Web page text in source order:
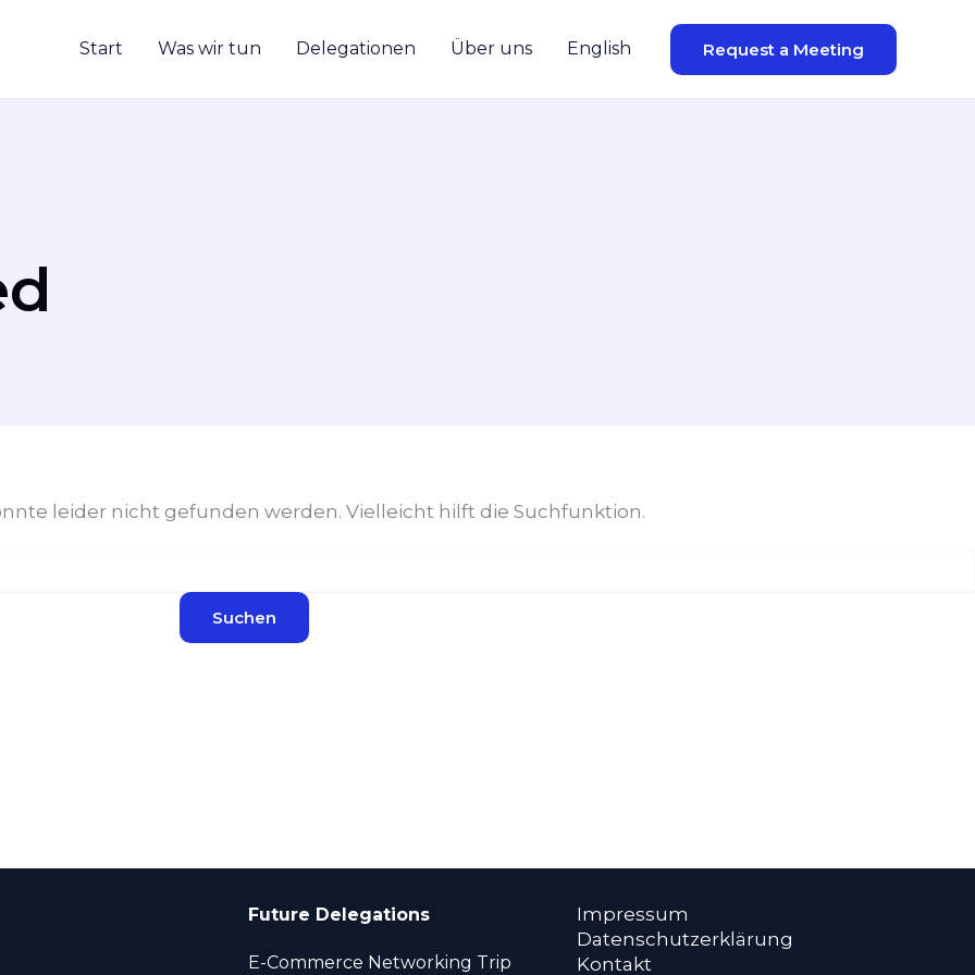
Start Was wir tun Delegationen Über uns English Request a Meeting
leider nicht gefunden werden. Vielleicht hilft die Suchfunktion.
Future Delegations
E-Commerce Networking Trip
Impressum
Datenschutzerklärung
Kontakt